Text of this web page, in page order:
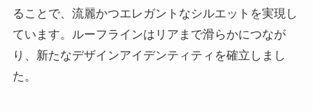
ることで、流麗かつエレガントなシルエットを実現し
ています。ルーフラインはリアまで滑らかにつなが
り、新たなデザインアイデンティティを確立しまし
た。